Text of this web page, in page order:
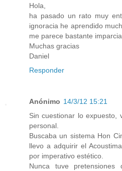
Hola,
ha pasado un rato muy
ignoracia he aprendido
me parece bastante
Muchas gracias
Daniel
Responder
Anónimo 14/3/12 15:21
Sin cuestionar lo expuesto,
personal.
Buscaba un sistema Hon
llevo a adquirir el
por imperativo estético.
Nunca tuve pretensiones